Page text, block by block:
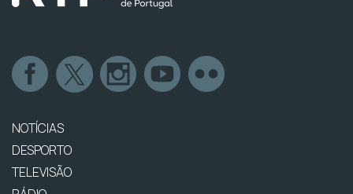
NOTÍCIAS
DESPORTO
TELEVISÃO